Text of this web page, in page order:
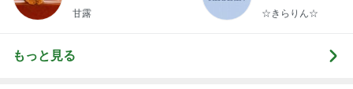
甘露
らりん☆のブログ
☆きらりん☆
もっと見る